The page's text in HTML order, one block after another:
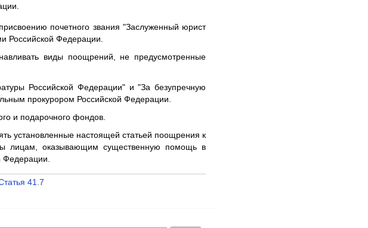
почетного звания "Заслуженный юрист
Российской Федерации.
виды поощрений, не предусмотренные
Российской Федерации" и "За безупречную
прокурором Российской Федерации.
и подарочного фондов.
установленные настоящей статьей поощрения к
лицам, оказывающим существенную помощь в
Федерации.
41.7